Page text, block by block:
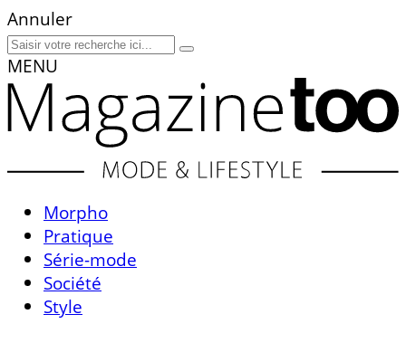
Annuler
MENU
Morpho
Pratique
Série-mode
Société
Style